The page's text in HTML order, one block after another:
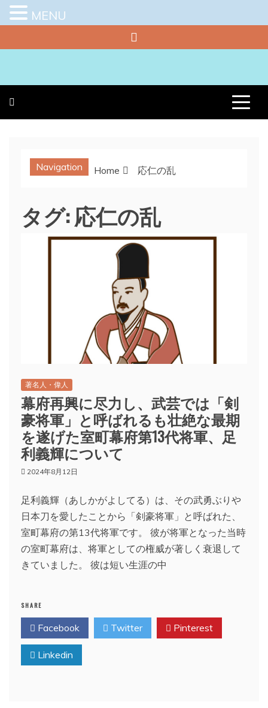
to
Navigation Home 応仁の乱
タグ:応仁の乱
著名人・偉人
幕府再興に尽力し、武芸では「剣
豪将軍」と呼ばれるも壮絶な最期
を遂げた室町幕府第13代将軍、足
利義輝について
2024年8月12日
足利義輝（あしかがよしてる）は、その武勇ぶりや
日本刀を愛したことから「剣豪将軍」と呼ばれた、
室町幕府の第13代将軍です。 彼が将軍となった当時
の室町幕府は、将軍としての権威が著しく衰退して
きていました。 彼は短い生涯の中
SHARE
Facebook Twitter Pinterest
Linkedin
MENU